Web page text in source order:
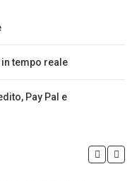
tempo reale
Pay Pal e